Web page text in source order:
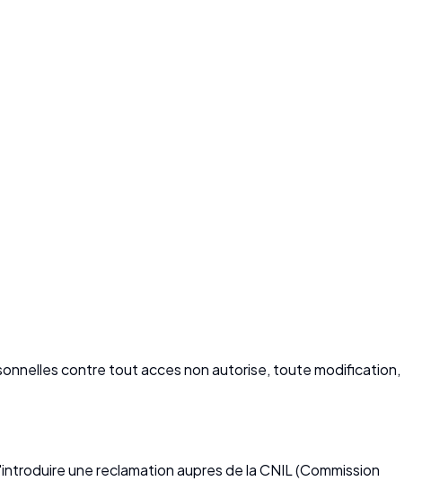
contre tout acces non autorise, toute modification,
une reclamation aupres de la CNIL (Commission